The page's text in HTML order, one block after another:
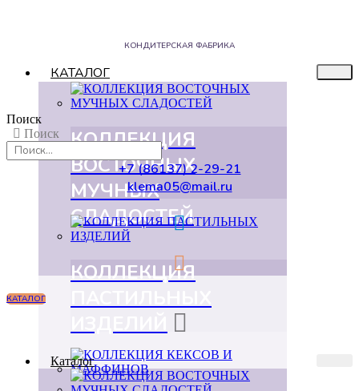
КОНДИТЕРСКАЯ ФАБРИКА
КАТАЛОГ
КОЛЛЕКЦИЯ
ВОСТОЧНЫХ
МУЧНЫХ
СЛАДОСТЕЙ
КОЛЛЕКЦИЯ
Поиск
Поиск
+7 (86137) 2-29-21
klema05@mail.ru
КАТАЛОГ
Каталог